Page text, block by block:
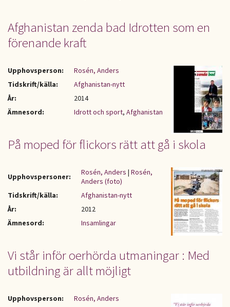
Afghanistan zenda bad Idrotten som en
förenande kraft
Upphovsperson:
Rosén, Anders
Tidskrift/källa:
Afghanistan-nytt
År:
2014
Ämnesord:
Idrott och sport, Afghanistan
På moped för flickors rätt att gå i skola
Upphovspersoner: Rosén, Anders | Rosén,
Anders (foto)
Tidskrift/källa:
Afghanistan-nytt
År:
2012
Ämnesord:
Insamlingar
Vi står inför oerhörda utmaningar : Med
utbildning är allt möjligt
Upphovsperson:
Rosén, Anders